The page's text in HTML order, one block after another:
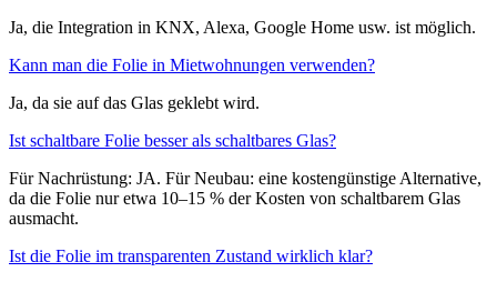
Ja, die Integration in KNX, Alexa, Google Home usw. ist möglich.
Kann man die Folie in Mietwohnungen verwenden?
Ja, da sie auf das Glas geklebt wird.
Ist schaltbare Folie besser als schaltbares Glas?
Für Nachrüstung: JA. Für Neubau: eine kostengünstige Alternative,
da die Folie nur etwa 10–15 % der Kosten von schaltbarem Glas
ausmacht.
Ist die Folie im transparenten Zustand wirklich klar?